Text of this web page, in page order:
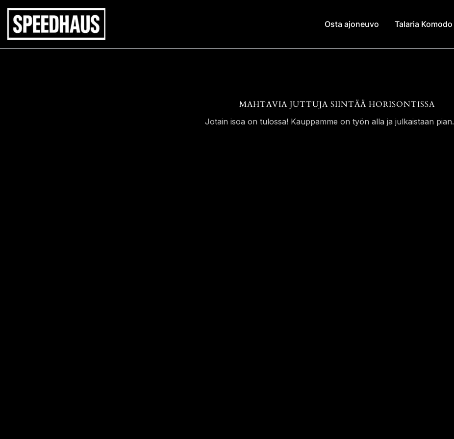
Siirry
sisältöön
Osta ajoneuvo Talaria Komodo
MAHTAVIA JUTTUJA SIINTÄÄ HORISONTISSA
Jotain isoa on tulossa! Kauppamme on työn alla ja julkaistaan pian.